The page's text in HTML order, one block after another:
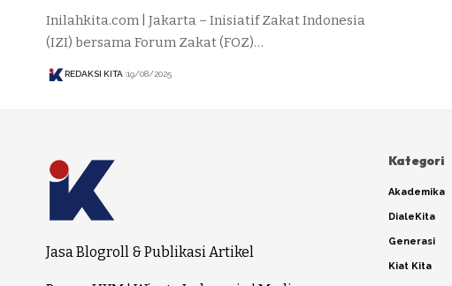
Inilahkita.com | Jakarta – Inisiatif Zakat Indonesia
(IZI) bersama Forum Zakat (FOZ)…
REDAKSI KITA 19/08/2025
Jasa Blogroll & Publikasi Artikel
Kategori
Akademika
DialeKita
Generasi
Kiat Kita